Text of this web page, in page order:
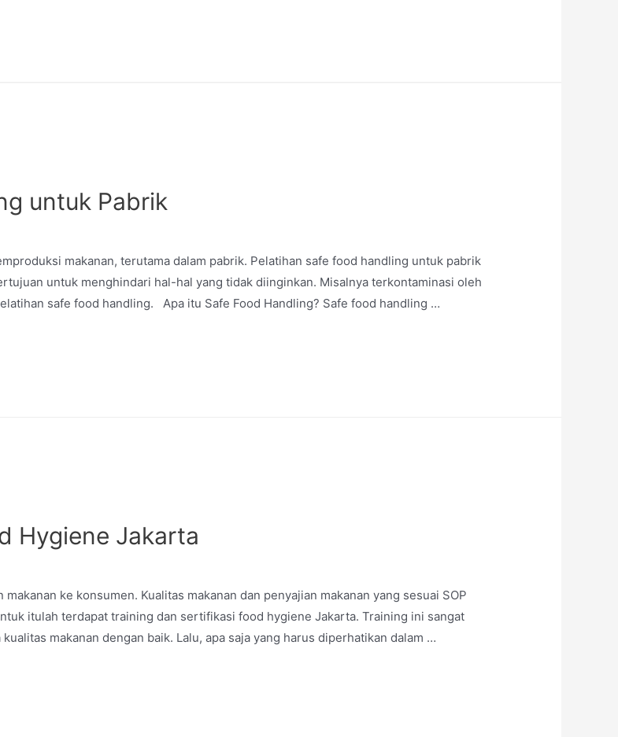
untuk Pabrik
makanan, terutama dalam pabrik. Pelatihan safe food handling untuk pabrik
untuk menghindari hal-hal yang tidak diinginkan. Misalnya terkontaminasi oleh
safe food handling. Apa itu Safe Food Handling? Safe food handling …
Hygiene Jakarta
ke konsumen. Kualitas makanan dan penyajian makanan yang sesuai SOP
itulah terdapat training dan sertifikasi food hygiene Jakarta. Training ini sangat
makanan dengan baik. Lalu, apa saja yang harus diperhatikan dalam …